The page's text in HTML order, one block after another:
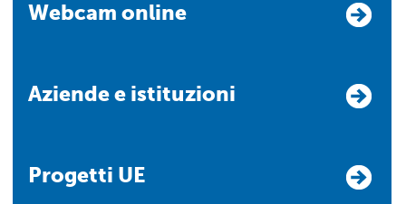
Webcam online
Aziende e istituzioni
Progetti UE